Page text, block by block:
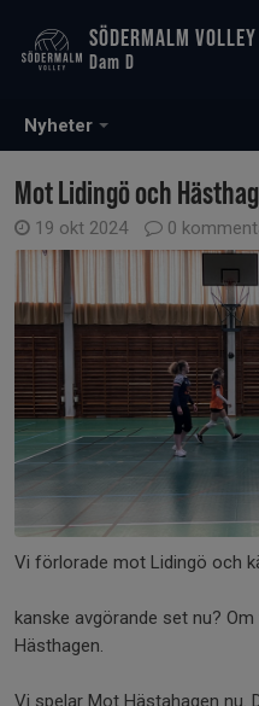
Nyheter
SÖDERMALM VOLLEY
Dam D
Mot Lidingö och
19 okt 2024 0
Vi förlorade mot Lidingö och
kanske avgörande set nu?
Hästhagen.
Vi spelar Mot Hästahagen nu.